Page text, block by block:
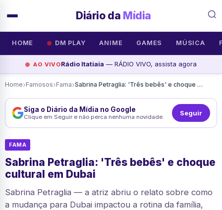
Diário da Mídia
HOME DM PLAY ANIME GAMES MÚSICA
AO VIVORádio Itatiaia — RÁDIO VIVO, assista agora
Home›Famosos›Fama› Sabrina Petraglia: 'Três bebês' e choque cultural em Dubai
Siga o Diário da Mídia no Google
Clique em Seguir e não perca nenhuma novidade. Seguir
FAMA
Sabrina Petraglia: 'Três bebês' e choque
cultural em Dubai
Sabrina Petraglia — a atriz abriu o relato sobre como
a mudança para Dubai impactou a rotina da família,